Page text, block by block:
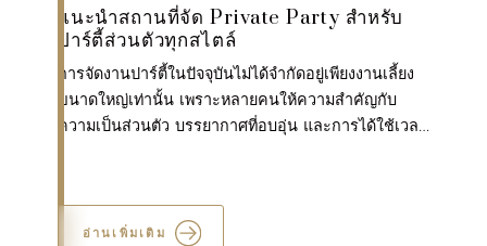
แนะนำสถานที่จัด Private Party สำหรับ
ปาร์ตี้ส่วนตัวทุกสไตล์
อ่านเพิ่มเติม
การจัดงานปาร์ตี้ในปัจจุบันไม่ได้จำกัดอยู่เพียงงานเลี้ยง
ขนาดใหญ่เท่านั้น เพราะหลายคนให้ความสำคัญกับ
ความเป็นส่วนตัว บรรยากาศที่อบอุ่น และการได้ใช้เวลา